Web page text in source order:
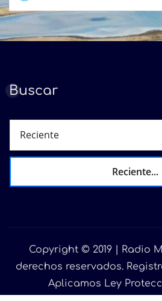
Buscar
Reciente...
Copyright © 2019 | Radio
derechos reservados.
Aplicamos Ley